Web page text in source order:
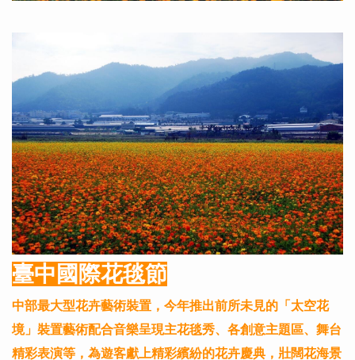
臺中國際花毯節
中部最大型花卉藝術裝置，今年推出前所未見的「太空花
境」裝置藝術配合音樂呈現主花毯秀、各創意主題區、舞台
精彩表演等，為遊客獻上精彩繽紛的花卉慶典，壯闊花海景